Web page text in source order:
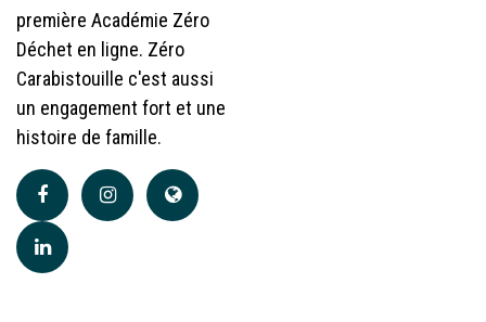
première Académie Zéro
Déchet en ligne. Zéro
Carabistouille c'est aussi
un engagement fort et une
histoire de famille.